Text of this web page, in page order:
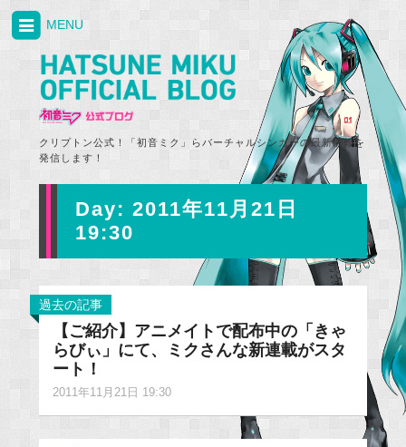
クリプトン公式！「初音ミク」らバーチャルシンガーの最新情報を
発信します！
MENU
Day: 2011年11月21日
19:30
過去の記事
【ご紹介】アニメイトで配布中の「きゃ
らびぃ」にて、ミクさんな新連載がスタ
ート！
2011年11月21日 19:30